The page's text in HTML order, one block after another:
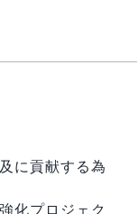
に貢献する為
化プロジェク